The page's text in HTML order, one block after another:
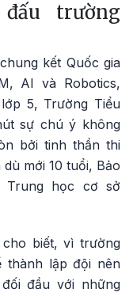
trường
kết Quốc gia
AI và Robotics,
5, Trường Tiểu
sự chú ý không
bởi tinh thần thi
mới 10 tuổi, Bảo
học cơ sở
biết, vì trường
thành lập đội nên
đầu với những